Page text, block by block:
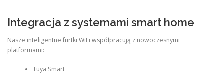
Integracja z systemami smart home
Nasze inteligentne furtki WiFi współpracują z nowoczesnymi
platformami:
Tuya Smart